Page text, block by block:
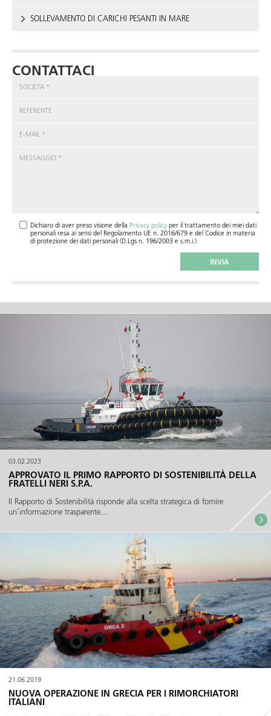
SOLLEVAMENTO DI CARICHI PESANTI IN MARE
CONTATTACI
Dichiaro di aver preso visione della Privacy policy per il trattamento dei miei dati
personali resa ai sensi del Regolamento UE n. 2016/679 e del Codice in materia
di protezione dei dati personali (D.Lgs n. 196/2003 e s.m.i.)
03.02.2023
APPROVATO IL PRIMO RAPPORTO DI SOSTENIBILITÀ DELLA
FRATELLI NERI S.P.A.
Il Rapporto di Sostenibilità risponde alla scelta strategica di fornire
un’informazione trasparente...
21.06.2019
NUOVA OPERAZIONE IN GRECIA PER I RIMORCHIATORI
ITALIANI